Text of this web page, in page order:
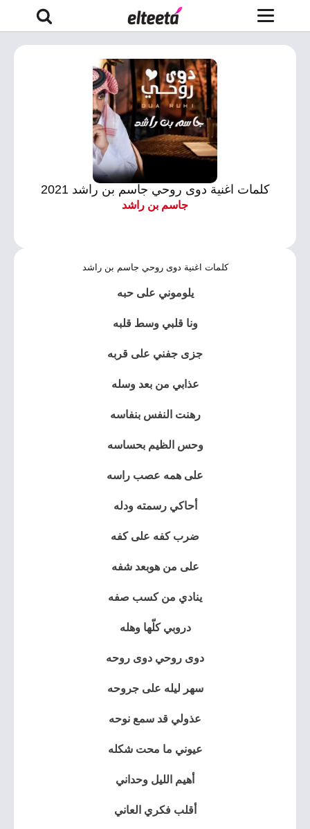
كلمات اغنية دوى روحي جاسم بن راشد 2021
جاسم بن راشد
كلمات اغنية دوى روحي جاسم بن راشد
يلوموني على حبه
ونا قلبي وسط قلبه
جزى جفني على قربه
عذابي من بعد وسله
رهنت النفس بنفاسه
وحس الظيم بحساسه
على همه عصب راسه
أحاكي رسمته ودله
ضرب كفه على كفه
على من هوبعد شفه
ينادي من كسب صفه
دروبي كلّها وهله
دوی روحي دوی روحه
سهر ليله على جروحه
عذولي قد سمع نوحه
عيوني ما محت شكله
أهيم الليل وحداني
أقلب فكري العاني